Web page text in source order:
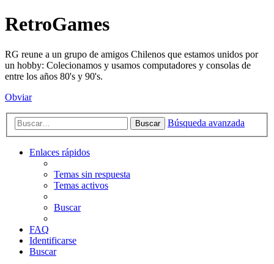
RetroGames
RG reune a un grupo de amigos Chilenos que estamos unidos por
un hobby: Colecionamos y usamos computadores y consolas de
entre los años 80's y 90's.
Obviar
Buscar Búsqueda avanzada
Enlaces rápidos
Temas sin respuesta
Temas activos
Buscar
FAQ
Identificarse
Buscar